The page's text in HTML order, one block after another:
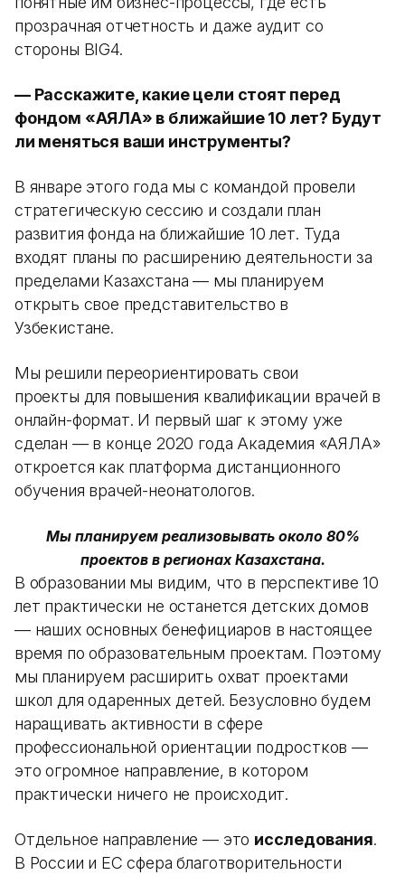
прозрачная отчетность и даже аудит со
стороны BIG4.
— Расскажите, какие цели стоят перед
фондом «АЯЛА» в ближайшие 10 лет? Будут
ли меняться ваши инструменты?
В январе этого года мы с командой провели
стратегическую сессию и создали план
развития фонда на ближайшие 10 лет. Туда
входят планы по расширению деятельности за
пределами Казахстана — мы планируем
открыть свое представительство в
Узбекистане.
Мы решили переориентировать свои
проекты для повышения квалификации врачей в
онлайн-формат. И первый шаг к этому уже
сделан — в конце 2020 года Академия «АЯЛА»
откроется как платформа дистанционного
обучения врачей-неонатологов.
Мы планируем реализовывать около 80%
проектов в регионах Казахстана.
В образовании мы видим, что в перспективе 10
лет практически не останется детских домов
— наших основных бенефициаров в настоящее
время по образовательным проектам. Поэтому
мы планируем расширить охват проектами
школ для одаренных детей. Безусловно будем
наращивать активности в сфере
профессиональной ориентации подростков —
это огромное направление, в котором
практически ничего не происходит.
Отдельное направление — это исследования.
В России и ЕС сфера благотворительности